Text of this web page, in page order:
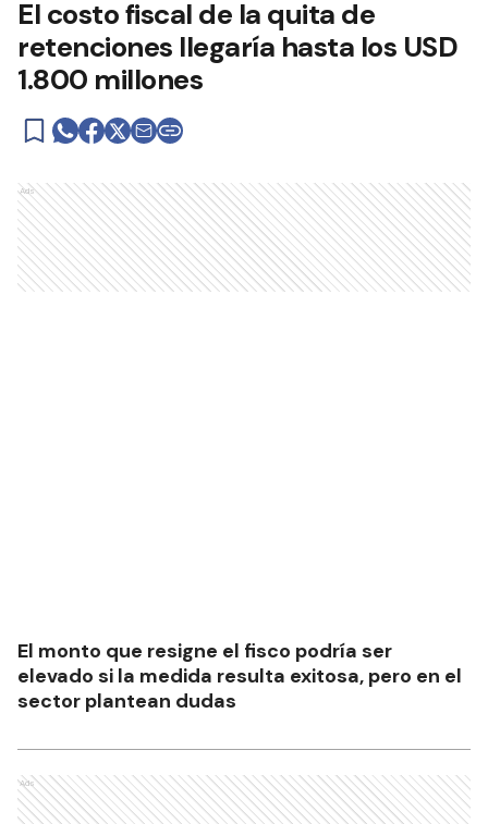
El costo fiscal de la quita de
retenciones llegaría hasta los USD
1.800 millones
Ads
El monto que resigne el fisco podría ser
elevado si la medida resulta exitosa, pero en el
sector plantean dudas
Ads